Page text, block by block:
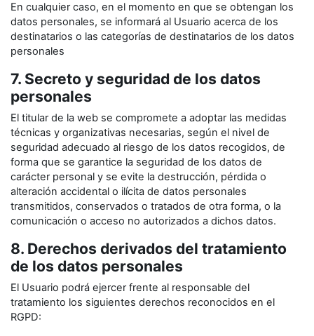
En cualquier caso, en el momento en que se obtengan los
datos personales, se informará al Usuario acerca de los
destinatarios o las categorías de destinatarios de los datos
personales
7. Secreto y seguridad de los datos
personales
El titular de la web se compromete a adoptar las medidas
técnicas y organizativas necesarias, según el nivel de
seguridad adecuado al riesgo de los datos recogidos, de
forma que se garantice la seguridad de los datos de
carácter personal y se evite la destrucción, pérdida o
alteración accidental o ilícita de datos personales
transmitidos, conservados o tratados de otra forma, o la
comunicación o acceso no autorizados a dichos datos.
8. Derechos derivados del tratamiento
de los datos personales
El Usuario podrá ejercer frente al responsable del
tratamiento los siguientes derechos reconocidos en el
RGPD: